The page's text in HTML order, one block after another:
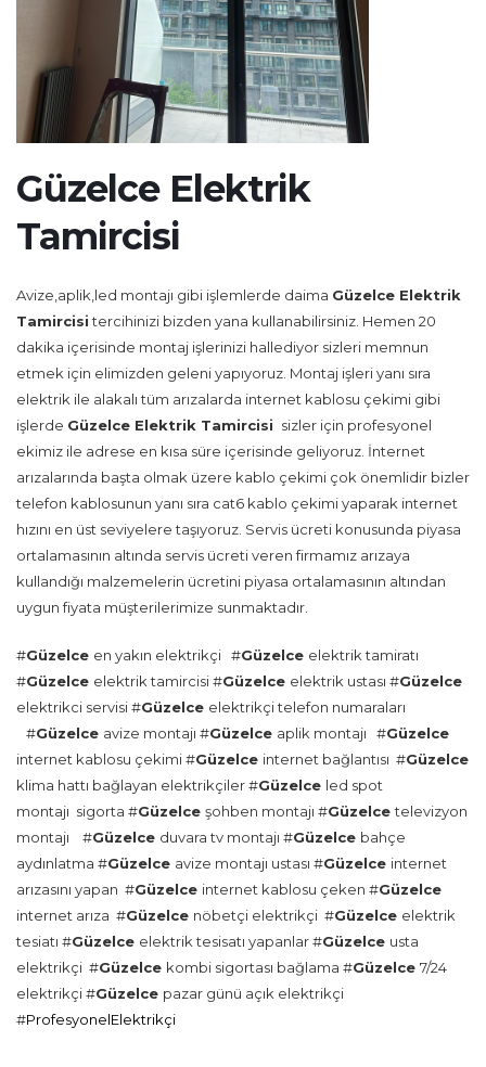
Güzelce Elektrik
Tamircisi
Avize,aplik,led montajı gibi işlemlerde daima Güzelce Elektrik
Tamircisitercihinizi bizden yana kullanabilirsiniz. Hemen 20
dakika içerisinde montaj işlerinizi hallediyor sizleri memnun
etmek için elimizden geleni yapıyoruz. Montaj işleri yanı sıra
elektrik ile alakalı tüm arızalarda internet kablosu çekimi gibi
işlerde Güzelce Elektrik Tamircisi sizler için profesyonel
ekimiz ile adrese en kısa süre içerisinde geliyoruz. İnternet
arızalarında başta olmak üzere kablo çekimi çok önemlidir bizler
telefon kablosunun yanı sıra cat6 kablo çekimi yaparak internet
hızını en üst seviyelere taşıyoruz. Servis ücreti konusunda piyasa
ortalamasının altında servis ücreti veren firmamız arızaya
kullandığı malzemelerin ücretini piyasa ortalamasının altından
uygun fiyata müşterilerimize sunmaktadır.
#Güzelce en yakın elektrikçi #Güzelce elektrik tamiratı
#Güzelce elektrik tamircisi #Güzelce elektrik ustası #Güzelce
elektrikci servisi #Güzelce elektrikçi telefon numaraları
#Güzelce avize montajı #Güzelce aplik montajı #Güzelce
internet kablosu çekimi #Güzelce internet bağlantısı #Güzelce
klima hattı bağlayan elektrikçiler #Güzelce led spot
montajı sigorta #Güzelce şohben montajı #Güzelcetelevizyon
montajı #Güzelce duvara tv montajı #Güzelce bahçe
aydınlatma #Güzelce avize montajı ustası #Güzelce internet
arızasını yapan #Güzelce internet kablosu çeken #Güzelce
internet arıza #Güzelce nöbetçi elektrikçi #Güzelce elektrik
tesiatı #Güzelce elektrik tesisatı yapanlar #Güzelce usta
elektrikçi #Güzelce kombi sigortası bağlama #Güzelce 7/24
elektrikçi #Güzelce pazar günü açık elektrikçi
#ProfesyonelElektrikçi